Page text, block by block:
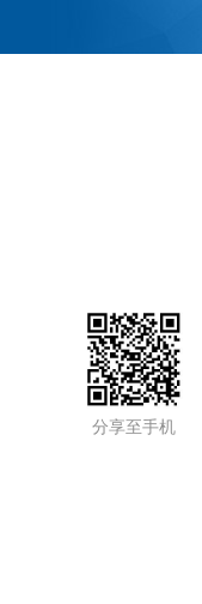
分享至手机